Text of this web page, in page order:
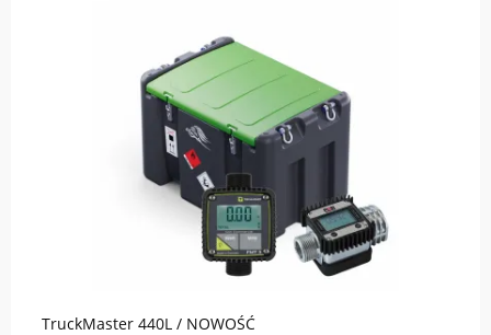
TruckMaster 440L / NOWOŚĆ
do koszyka